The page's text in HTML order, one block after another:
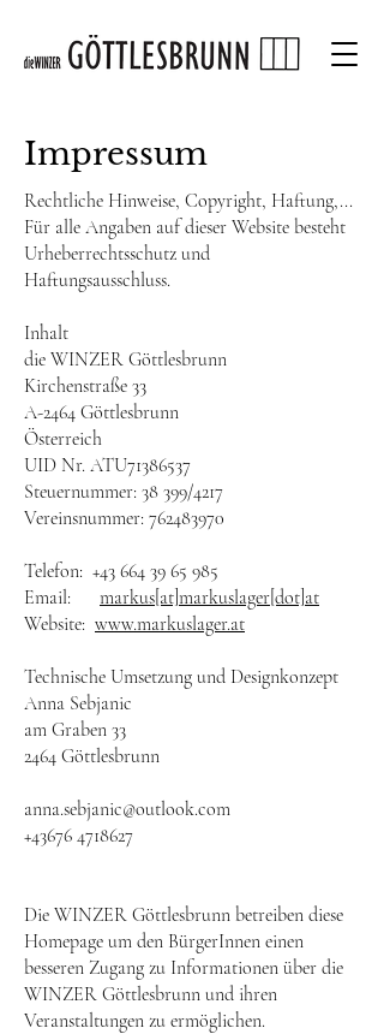
Impressum
Rechtliche Hinweise, Copyright, Haftung,...
Für alle Angaben auf dieser Website besteht
Urheberrechtsschutz und
Haftungsausschluss.
Inhalt
die WINZER Göttlesbrunn
Kirchenstraße 33
A-2464 Göttlesbrunn
Österreich
UID Nr. ATU71386537
Steuernummer: 38 399/4217
Vereinsnummer: 762483970
Telefon: +43 664 39 65 985
Email: markus[at]markuslager[dot]at
Website: www.markuslager.at
Technische Umsetzung und Designkonzept
Anna Sebjanic
am Graben 33
2464 Göttlesbrunn
anna.sebjanic@outlook.com
+43676 4718627
Die WINZER Göttlesbrunn betreiben diese
Homepage um den BürgerInnen einen
besseren Zugang zu Informationen über die
WINZER Göttlesbrunn und ihren
Veranstaltungen zu ermöglichen.